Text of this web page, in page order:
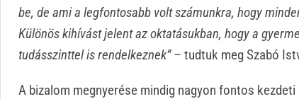
be, de ami a legfontosabb volt számunkra, hogy
Különös kihívást jelent az oktatásukban, hogy a
tudásszinttel is rendelkeznek”– tudtuk meg Szabó
A bizalom megnyerése mindig nagyon fontos